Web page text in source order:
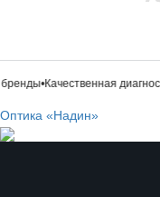
•Качественная
Оптика «Надин»